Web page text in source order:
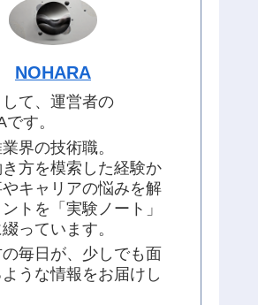
NOHARA
て、運営者の
す。
界の技術職。
方を模索した経験か
やキャリアの悩みを解
トを「実験ノート」
っています。
毎日が、少しでも面
うな情報をお届けし